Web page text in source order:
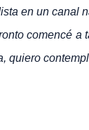
en un canal
comencé a
quiero